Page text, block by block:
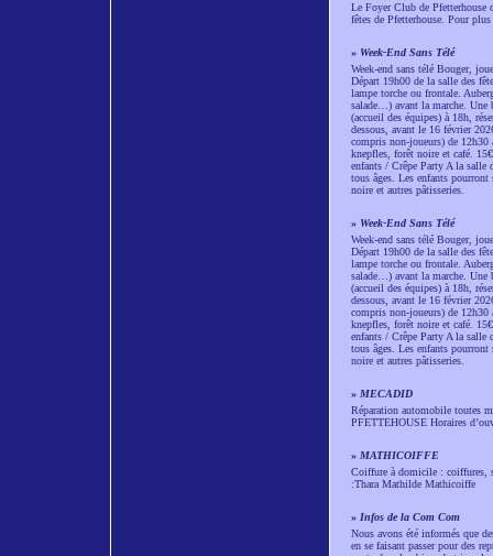
Le Foyer Club de Pfetterhouse
fêtes de Pfetterhouse. Pour
» Week-End Sans Télé
Week-end sans télé Bouger,
Départ 19h00 de la salle des
lampe torche ou frontale.
salade…) avant la marche. Une
(accueil des équipes) à 18h,
dessous, avant le 16 février
compris non-joueurs) de
knepfles, forêt noire et café.
enfants / Crêpe Party A la salle
tous âges. Les enfants pourront
noire et autres pâtisseries.
» Week-End Sans Télé
Week-end sans télé Bouger,
Départ 19h00 de la salle des
lampe torche ou frontale.
salade…) avant la marche. Une
(accueil des équipes) à 18h,
dessous, avant le 16 février
compris non-joueurs) de
knepfles, forêt noire et café.
enfants / Crêpe Party A la salle
tous âges. Les enfants pourront
noire et autres pâtisseries.
» MECADID
Réparation automobile toutes
PFETTEHOUSE Horaires
» MATHICOIFFE
Coiffure à domicile : coiffures,
:Thara Mathilde Mathicoiffe
» Infos de la Com Com
Nous avons été informés que
en se faisant passer pour des